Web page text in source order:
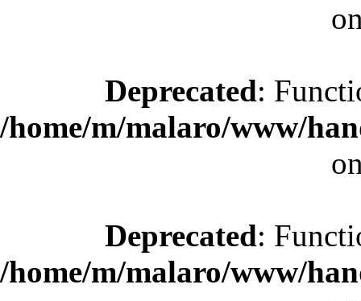
Deprecated:
/home/m/malaro/www/
Deprecated:
/home/m/malaro/www/